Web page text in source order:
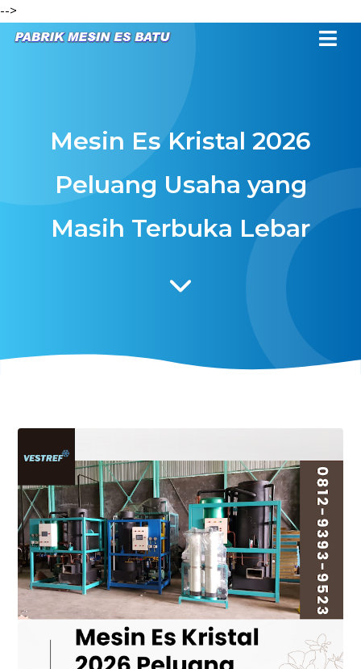
-->
Mesin Es Kristal 2026
Peluang Usaha yang
Masih Terbuka Lebar